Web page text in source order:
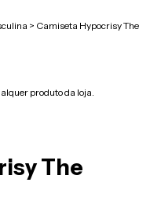
> Camiseta Hypocrisy The
produto da loja.
The